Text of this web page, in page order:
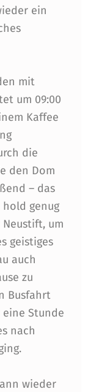
ein
mit
um 09:00
Kaffee
die
den Dom
– das
genug
um
geistiges
auch
zu
Busfahrt
Stunde
nach
wieder